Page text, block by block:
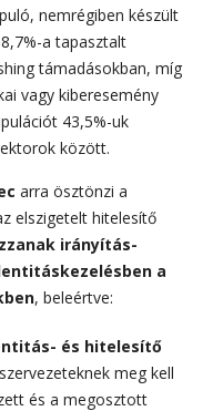
nemrégiben készült
a tapasztalt
támadásokban, míg
vagy kiberesemény
43,5%-uk
között.
arra ösztönzi a
elszigetelt hitelesítő
irányítás-
a
, beleértve:
és hitelesítő
meg kell
és a megosztott